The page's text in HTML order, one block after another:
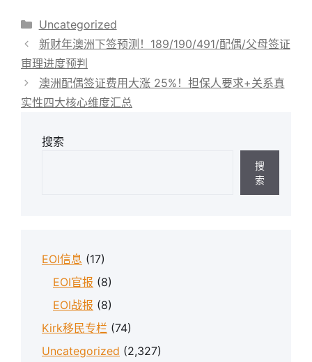
分
类
Uncategorized
新财年澳洲下签预测！189/190/491/配偶/父母签证
审理进度预判
澳洲配偶签证费用大涨 25%！担保人要求+关系真
实性四大核心维度汇总
搜索
搜
索
EOI信息 (17)
EOI官报 (8)
EOI战报 (8)
Kirk移民专栏 (74)
Uncategorized (2,327)